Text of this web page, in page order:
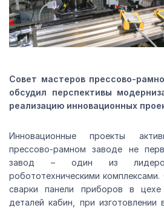
Совет мастеров прессово-
обсудил перспективы
реализацию инновационных
Инновационные проекты
прессово-рамном заводе не
завод – один из
робототехническими
сварки панели приборов в
деталей кабин, при